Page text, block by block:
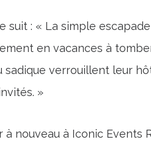
suit : « La simple
en vacances à
sadique verrouillent leur
»
nouveau à Iconic Events